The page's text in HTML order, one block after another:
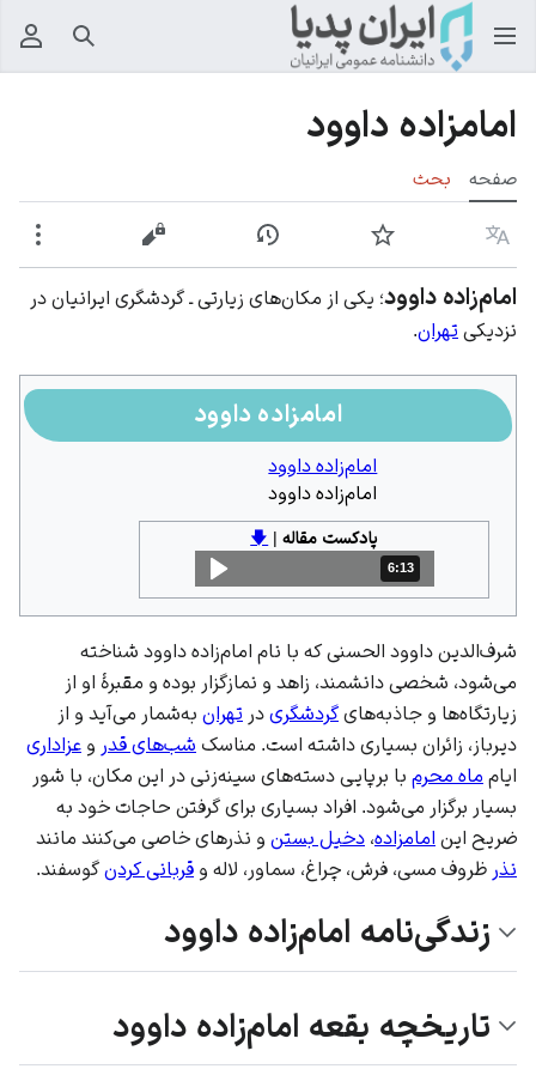
جستجو
امامزاده داوود
صفحه بحث
زبان پیگیری نمایش تاریخچهنمایش مبدأ
امام‌زاده داوود؛ یکی از مکان‌های زیارتی ـ گردشگری ایرانیان در
نزدیکی تهران.
امامزاده داوود
امام‌زاده داوود
امام‌زاده داوود
پادکست مقاله|
🡇
مدت: 6 دقیقه و 13 ثانیه
6:13
شرف‌الدین داوود الحسنی که با نام امام‌زاده داوود شناخته
می‌شود، شخصی دانشمند، زاهد و نمازگزار بوده و مقبرهٔ او از
زیارتگاه‌ها و جاذبه‌های گردشگری در تهران به‌شمار می‌آید و از
دیرباز، زائران بسیاری داشته است. مناسک شب‌های قدر و عزاداری
ایام ماه محرم با برپایی دسته‌های سینه‌زنی در این مکان، با شور
بسیار برگزار می‌شود. افراد بسیاری برای گرفتن حاجات خود به
ضریح این امامزاده، دخیل بستن و نذرهای خاصی می‌کنند مانند
نذر ظروف مسی، فرش، چراغ، سماور، لاله و قربانی کردن گوسفند.
زندگی‌نامه امام‌زاده داوود
تاریخچه بقعه امام‌زاده داوود